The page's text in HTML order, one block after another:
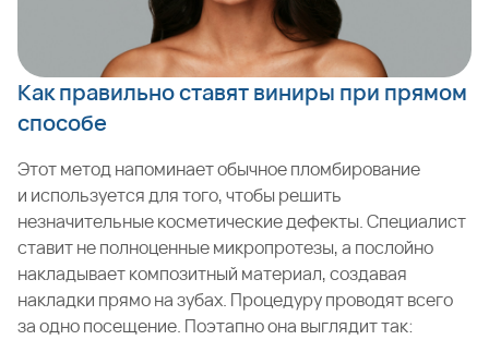
Как правильно ставят виниры при прямом
способе
Этот метод напоминает обычное пломбирование
и используется для того, чтобы решить
незначительные косметические дефекты. Специалист
ставит не полноценные микропротезы, а послойно
накладывает композитный материал, создавая
накладки прямо на зубах. Процедуру проводят всего
за одно посещение. Поэтапно она выглядит так: